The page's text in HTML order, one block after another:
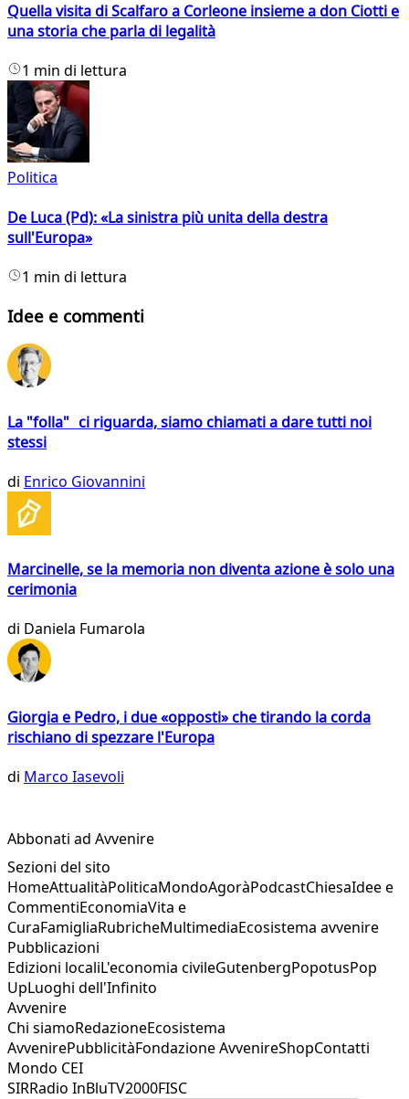
Quella visita di Scalfaro a Corleone insieme a don Ciotti e
una storia che parla di legalità
1 min di lettura
Politica
De Luca (Pd): «La sinistra più unita della destra
sull'Europa»
1 min di lettura
Idee e commenti
La "folla" ci riguarda, siamo chiamati a dare tutti noi
stessi
di Enrico Giovannini
Marcinelle, se la memoria non diventa azione è solo una
cerimonia
di Daniela Fumarola
Giorgia e Pedro, i due «opposti» che tirando la corda
rischiano di spezzare l'Europa
di Marco Iasevoli
Abbonati ad Avvenire
Sezioni del sito
HomeAttualitàPoliticaMondoAgoràPodcastChiesaIdee e
CommentiEconomiaVita e
CuraFamigliaRubricheMultimediaEcosistema avvenire
Pubblicazioni
Edizioni localiL'economia civileGutenbergPopotusPop
UpLuoghi dell'Infinito
Avvenire
Chi siamoRedazioneEcosistema
AvvenirePubblicitàFondazione AvvenireShopContatti
Mondo CEI
SIRRadio InBluTV2000FISC